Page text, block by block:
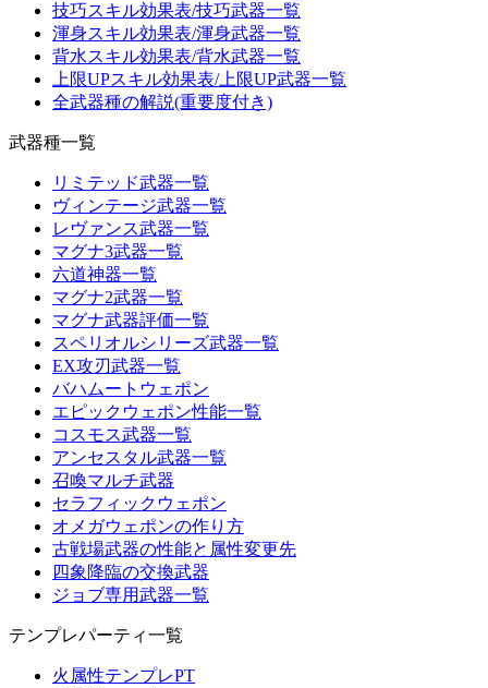
技巧スキル効果表/技巧武器一覧
渾身スキル効果表/渾身武器一覧
背水スキル効果表/背水武器一覧
上限UPスキル効果表/上限UP武器一覧
全武器種の解説(重要度付き)
武器種一覧
リミテッド武器一覧
ヴィンテージ武器一覧
レヴァンス武器一覧
マグナ3武器一覧
六道神器一覧
マグナ2武器一覧
マグナ武器評価一覧
スペリオルシリーズ武器一覧
EX攻刃武器一覧
バハムートウェポン
エピックウェポン性能一覧
コスモス武器一覧
アンセスタル武器一覧
召喚マルチ武器
セラフィックウェポン
オメガウェポンの作り方
古戦場武器の性能と属性変更先
四象降臨の交換武器
ジョブ専用武器一覧
テンプレパーティ一覧
火属性テンプレPT